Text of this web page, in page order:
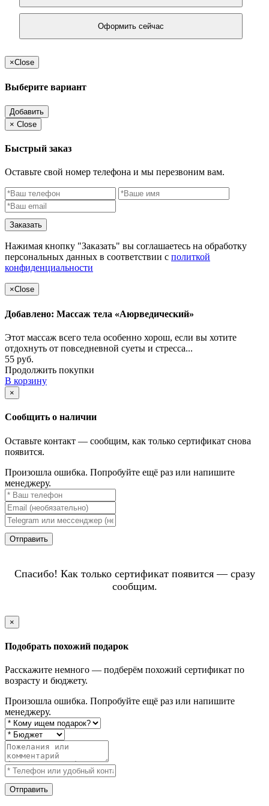
Оформить сейчас
×Close
Выберите вариант
Добавить
× Close
Быстрый заказ
Оставьте свой номер телефона и мы перезвоним вам.
Заказать
Нажимая кнопку "Заказать" вы соглашаетесь на обработку
персональных данных в соответствии с политкой
конфиденциальности
×Close
Добавлено: Массаж тела «Аюрведический»
Этот массаж всего тела особенно хорош, если вы хотите
отдохнуть от повседневной суеты и стресса...
55 руб.
Продолжить покупки
В корзину
×
Сообщить о наличии
Оставьте контакт — сообщим, как только сертификат снова
появится.
Произошла ошибка. Попробуйте ещё раз или напишите
менеджеру.
Отправить
Спасибо! Как только сертификат появится — сразу
сообщим.
×
Подобрать похожий подарок
Расскажите немного — подберём похожий сертификат по
возрасту и бюджету.
Произошла ошибка. Попробуйте ещё раз или напишите
менеджеру.
Отправить